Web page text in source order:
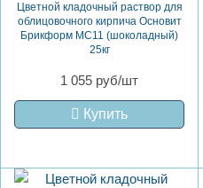
Цветной кладочный раствор для
облицовочного кирпича Основит
Брикформ MC11 (шоколадный)
25кг
1 055 руб/шт
Купить